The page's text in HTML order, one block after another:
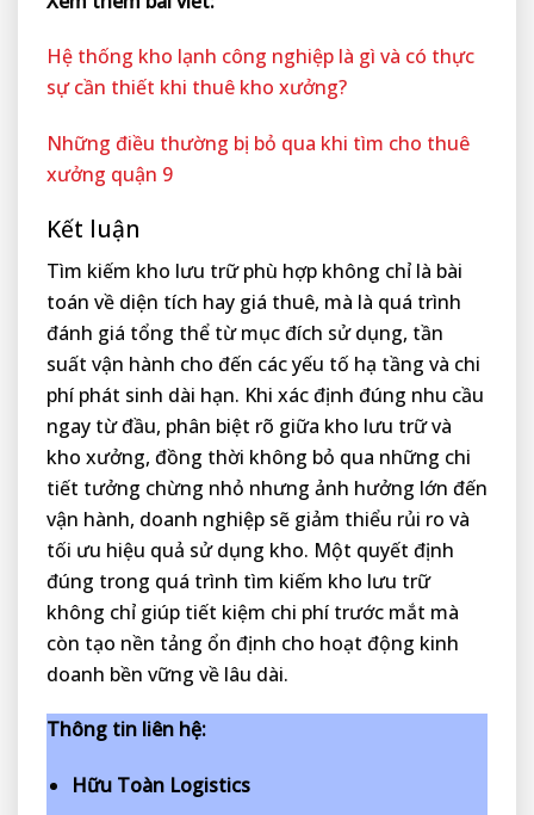
Hệ thống kho lạnh công nghiệp là gì và có thực
sự cần thiết khi thuê kho xưởng?
Những điều thường bị bỏ qua khi tìm cho thuê
xưởng quận 9
Kết luận
Tìm kiếm kho lưu trữ phù hợp không chỉ là bài
toán về diện tích hay giá thuê, mà là quá trình
đánh giá tổng thể từ mục đích sử dụng, tần
suất vận hành cho đến các yếu tố hạ tầng và chi
phí phát sinh dài hạn. Khi xác định đúng nhu cầu
ngay từ đầu, phân biệt rõ giữa kho lưu trữ và
kho xưởng, đồng thời không bỏ qua những chi
tiết tưởng chừng nhỏ nhưng ảnh hưởng lớn đến
vận hành, doanh nghiệp sẽ giảm thiểu rủi ro và
tối ưu hiệu quả sử dụng kho. Một quyết định
đúng trong quá trình tìm kiếm kho lưu trữ
không chỉ giúp tiết kiệm chi phí trước mắt mà
còn tạo nền tảng ổn định cho hoạt động kinh
doanh bền vững về lâu dài.
Thông tin liên hệ:
Hữu Toàn Logistics